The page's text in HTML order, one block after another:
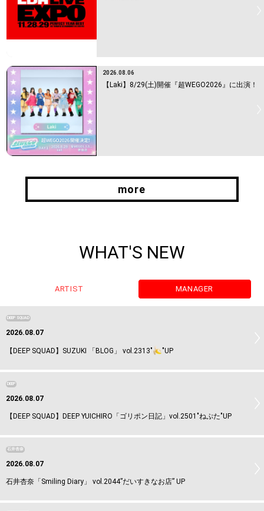
2026.08.06
【Laki】8/29(土)開催『超WEGO2026』に出演！
more
WHAT'S NEW
ARTIST MANAGER
DEEP SQUAD
2026.08.07
【DEEP SQUAD】SUZUKI 「BLOG」 vol.2313" "UP
DEEP
2026.08.07
【DEEP SQUAD】DEEP YUICHIRO「ゴリポン日記」vol.2501"ねぷた"UP
石井杏奈
2026.08.07
石井杏奈「Smiling Diary」 vol.2044”だいすきなお店” UP